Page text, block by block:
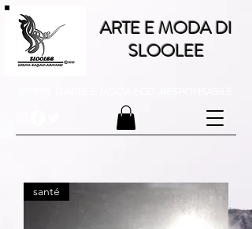
ARTE E MODA DI
SLOOLEE
santé